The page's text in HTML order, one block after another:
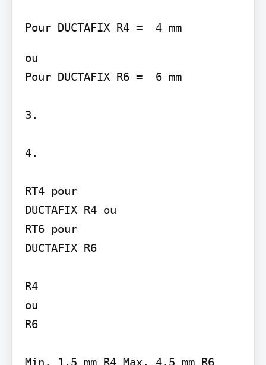
Pour DUCTAFIX R4 =  4 mm
ou
Pour DUCTAFIX R6 =  6 mm
3.
4.
RT4 pour
DUCTAFIX R4 ou
RT6 pour
DUCTAFIX R6
R4
ou
R6
Min. 1,5 mm R4 Max. 4,5 mm R6